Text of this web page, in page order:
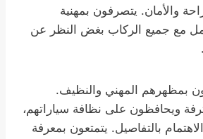
والأمان. يتصرفون بمهنية
مع جميع الركاب بغض النظر عن
بمظهرهم المهني والنظيف.
ويحافظون على نظافة سياراتهم،
بالتفاصيل. يتمتعون بمعرفة